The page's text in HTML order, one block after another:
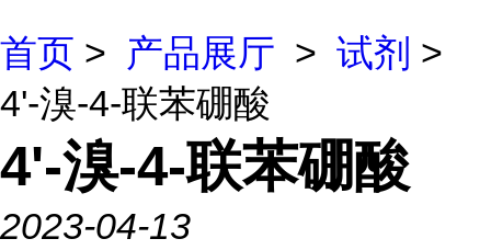
首页 > 产品展厅 > 试剂 >
4'-溴-4-联苯硼酸
4'-溴-4-联苯硼酸
2023-04-13